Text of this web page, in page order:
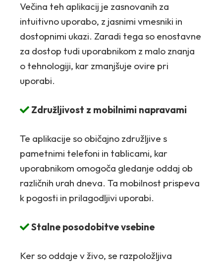
Večina teh aplikacij je zasnovanih za
intuitivno uporabo, z jasnimi vmesniki in
dostopnimi ukazi. Zaradi tega so enostavne
za dostop tudi uporabnikom z malo znanja
o tehnologiji, kar zmanjšuje ovire pri
uporabi.
Združljivost z mobilnimi napravami
Te aplikacije so običajno združljive s
pametnimi telefoni in tablicami, kar
uporabnikom omogoča gledanje oddaj ob
različnih urah dneva. Ta mobilnost prispeva
k pogosti in prilagodljivi uporabi.
Stalne posodobitve vsebine
Ker so oddaje v živo, se razpoložljiva